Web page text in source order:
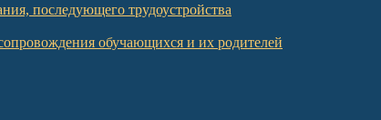
последующего трудоустройства
обучающихся и их родителей